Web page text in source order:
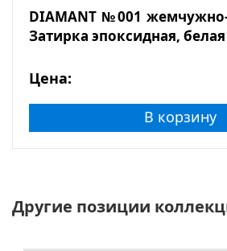
DIAMANT №001
Затирка эпоксидная, белая
Цена:
В корзину
Другие позиции